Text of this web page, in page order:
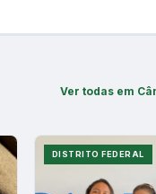
Ver todas em
DISTRITO FEDERAL